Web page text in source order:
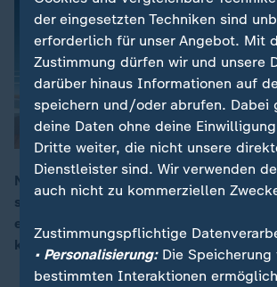
Nach dem Anschlag von New York mit
spricht der Bürgermeister der Stadt,
einer „besonders feigen Terrortat“.
kündigte eine Änderung der Visa-Politik
der eingesetzten Techniken sind
erforderlich für unser Angebot. Mit
Zustimmung dürfen wir und unsere
darüber hinaus Informationen auf
speichern und/oder abrufen. Dabei
deine Daten ohne deine
Dritte weiter, die nicht unsere
Dienstleister sind. Wir verwenden
auch nicht zu kommerziellen
Zustimmungspflichtige
• Personalisierung:Die Speicherung
bestimmten Interaktionen